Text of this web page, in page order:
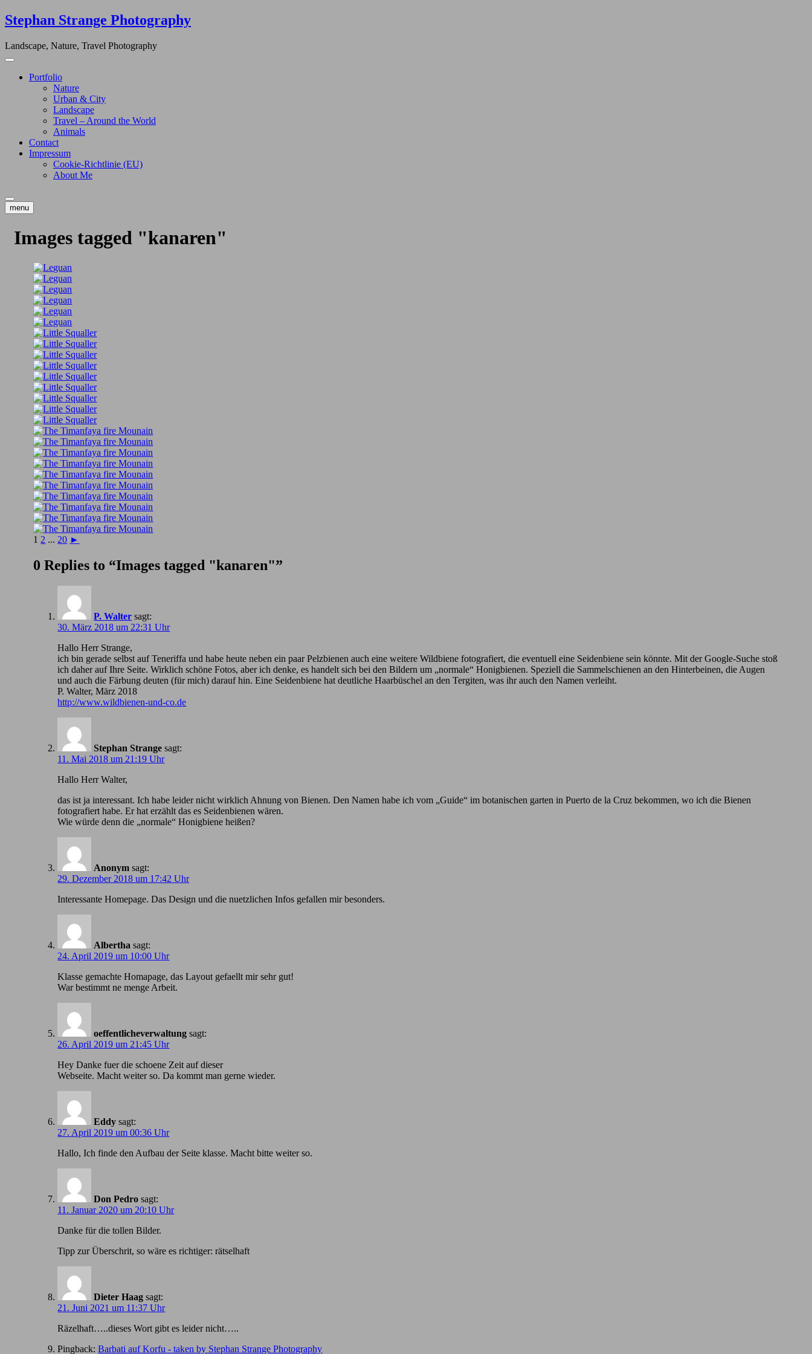
Skip
to
Stephan Strange Photography
Landscape, Nature, Travel Photography
Portfolio
Nature
Urban & City
Landscape
Travel – Around the World
Animals
Contact
Impressum
Cookie-Richtlinie (EU)
About Me
menu
Images tagged "kanaren"
1 2 ... 20 ►
0 Replies to “Images tagged "kanaren"”
P. Walter sagt:
30. März 2018 um 22:31 Uhr
Hallo Herr Strange,
ich bin gerade selbst auf Teneriffa und habe heute neben ein paar Pelzbienen auch eine weitere Wildbiene fotografiert, die eventuell eine Seidenbiene sein könnte. Mit der Google-Suche stoß
ich daher auf Ihre Seite. Wirklich schöne Fotos, aber ich denke, es handelt sich bei den Bildern um „normale“ Honigbienen. Speziell die Sammelschienen an den Hinterbeinen, die Augen
und auch die Färbung deuten (für mich) darauf hin. Eine Seidenbiene hat deutliche Haarbüschel an den Tergiten, was ihr auch den Namen verleiht.
P. Walter, März 2018
http://www.wildbienen-und-co.de
Stephan Strange sagt:
11. Mai 2018 um 21:19 Uhr
Hallo Herr Walter,
das ist ja interessant. Ich habe leider nicht wirklich Ahnung von Bienen. Den Namen habe ich vom „Guide“ im botanischen garten in Puerto de la Cruz bekommen, wo ich die Bienen
fotografiert habe. Er hat erzählt das es Seidenbienen wären.
Wie würde denn die „normale“ Honigbiene heißen?
Anonym sagt:
29. Dezember 2018 um 17:42 Uhr
Іnteressante Homepage. Das Design und die nuetzlichen Infos gefallen mir besonders.
Albertha sagt:
24. April 2019 um 10:00 Uhr
Klasse gemachte Homapage, das Layout gefaellt mir sehr gut!
War bestimmt ne menge Arbeit.
oeffentlicheverwaltung sagt:
26. April 2019 um 21:45 Uhr
Hey Danke fuer die schoene Zeit auf dieser
Webseite. Macht weiter so. Da kommt man gerne wieder.
Eddy sagt:
27. April 2019 um 00:36 Uhr
Hallo, Ich finde den Aufbau der Seite klasse. Macht bitte weiter so.
Don Pedro sagt:
11. Januar 2020 um 20:10 Uhr
Danke für die tollen Bilder.
Tipp zur Überschrit, so wäre es richtiger: rätselhaft
Dieter Haag sagt:
21. Juni 2021 um 11:37 Uhr
Räzelhaft…..dieses Wort gibt es leider nicht…..
Pingback:Barbati auf Korfu - taken by Stephan Strange Photography